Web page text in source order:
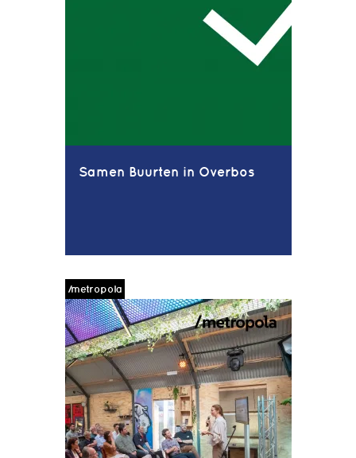
Samen Buurten in Overbos
/metropola